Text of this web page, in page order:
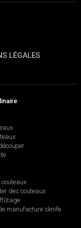
LÉGALES
des couteaux
manufacture sknife